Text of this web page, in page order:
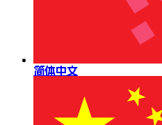
简体中文